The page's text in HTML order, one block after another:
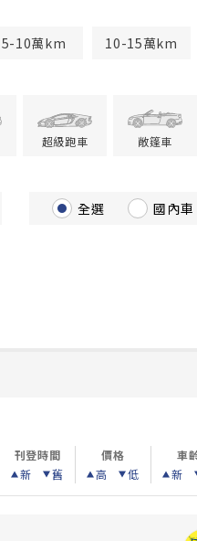
5-10萬km
10-15萬km
超級跑車 敞篷車
全選 國內車
刊登時間
新
舊
價格
高
低
車
新